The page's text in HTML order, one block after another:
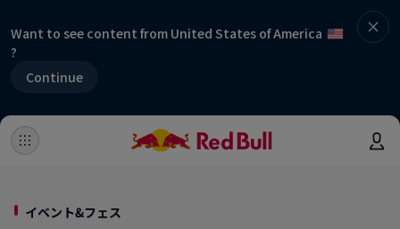
Want to see content from United States of America
?
Continue
イベント&フェス